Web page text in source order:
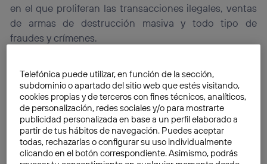
en el que proliferan las transacciones ilegales, ventas
de armas de destrucción masiva y todo tipo de
fraudes y crímenes.
En este sentido, el proveedor de datos
Terbium Labs
ha realizado el primer estudio sobre el impulso de
datos con el fin de identificar lo que realmente está
ocurriendo en las zonas más oscuras y lejanas de
Internet.
Telefónica puede utilizar, en función de la sección,
subdominio o apartado del sitio web que estés visitando,
cookies propias y de terceros con fines técnicos, analíticos,
de personalización, redes sociales y/o para mostrarte
publicidad personalizada en base a un perfil elaborado a
partir de tus hábitos de navegación. Puedes aceptar
todas, rechazarlas o configurar su uso individualmente
clicando en el botón correspondiente. Asimismo, podrás